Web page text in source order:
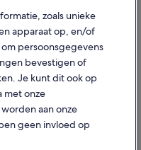
Centrum van Málaga
zoals unieke
apparaat op, en/of
persoonsgegevens
bevestigen of
Je kunt dit ook op
met onze
aan onze
geen invloed op